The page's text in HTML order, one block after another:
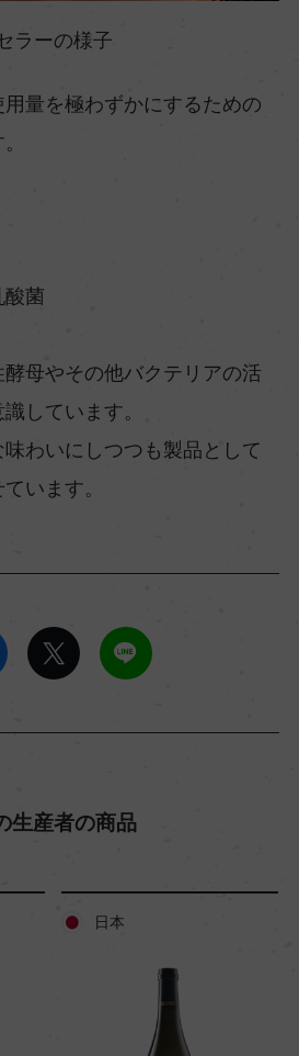
ラーの様子
量を極わずかにするための
酸菌
母やその他バクテリアの活
しています。
わいにしつつも製品として
います。
生産者の商品
日本